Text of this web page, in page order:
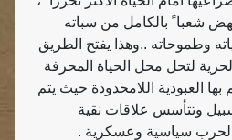
شعبا ً بالكامل من سباته
وطموحاته ..وهذا يفتح الطريق
لتحل محل الحياة المحرفة
العبودية اللامحدودة حيث يتم
وتتأسس علاقات نقية
سياسية وعسكرية .